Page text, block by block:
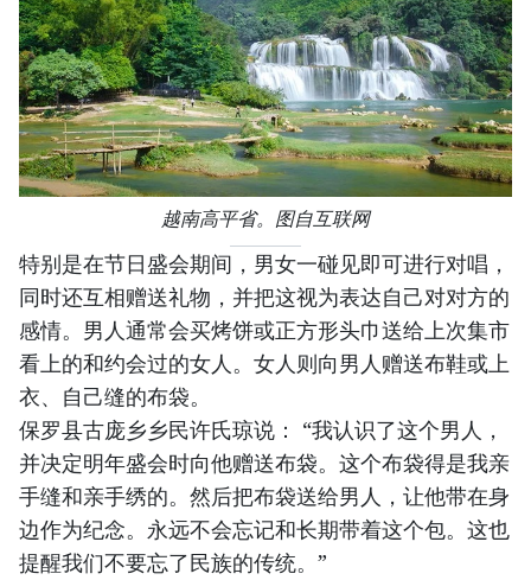
越南高平省。图自互联网
特别是在节日盛会期间，男女一碰见即可进行对唱，
同时还互相赠送礼物，并把这视为表达自己对对方的
感情。男人通常会买烤饼或正方形头巾送给上次集市
看上的和约会过的女人。女人则向男人赠送布鞋或上
衣、自己缝的布袋。
保罗县古庞乡乡民许氏琼说： “我认识了这个男人，
并决定明年盛会时向他赠送布袋。这个布袋得是我亲
手缝和亲手绣的。然后把布袋送给男人，让他带在身
边作为纪念。永远不会忘记和长期带着这个包。这也
提醒我们不要忘了民族的传统。”